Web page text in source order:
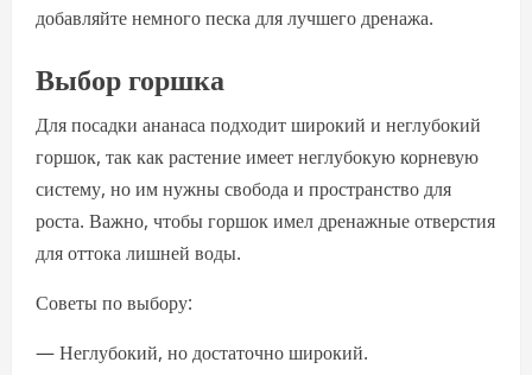
добавляйте немного песка для лучшего дренажа.
Выбор горшка
Для посадки ананаса подходит широкий и неглубокий
горшок, так как растение имеет неглубокую корневую
систему, но им нужны свобода и пространство для
роста. Важно, чтобы горшок имел дренажные отверстия
для оттока лишней воды.
Советы по выбору:
— Неглубокий, но достаточно широкий.